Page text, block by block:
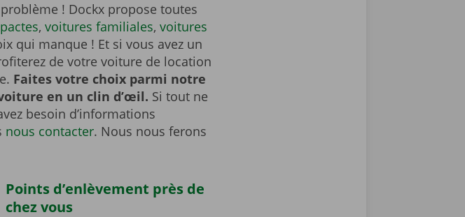
! Dockx propose toutes
, voitures familiales, voitures
qui manque ! Et si vous avez un
de votre voiture de location
Faites votre choix parmi notre
en un clin d’œil. Si tout ne
besoin d’informations
nous contacter. Nous nous ferons
Points d’enlèvement près de
chez vous